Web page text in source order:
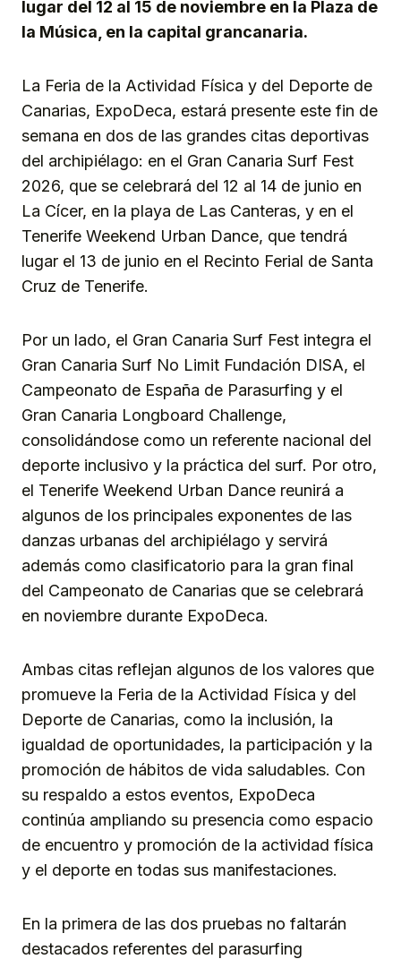
lugar del 12 al 15 de noviembre en la Plaza de
la Música, en la capital grancanaria.
La Feria de la Actividad Física y del Deporte de
Canarias, ExpoDeca, estará presente este fin de
semana en dos de las grandes citas deportivas
del archipiélago: en el Gran Canaria Surf Fest
2026, que se celebrará del 12 al 14 de junio en
La Cícer, en la playa de Las Canteras, y en el
Tenerife Weekend Urban Dance, que tendrá
lugar el 13 de junio en el Recinto Ferial de Santa
Cruz de Tenerife.
Por un lado, el Gran Canaria Surf Fest integra el
Gran Canaria Surf No Limit Fundación DISA, el
Campeonato de España de Parasurfing y el
Gran Canaria Longboard Challenge,
consolidándose como un referente nacional del
deporte inclusivo y la práctica del surf. Por otro,
el Tenerife Weekend Urban Dance reunirá a
algunos de los principales exponentes de las
danzas urbanas del archipiélago y servirá
además como clasificatorio para la gran final
del Campeonato de Canarias que se celebrará
en noviembre durante ExpoDeca.
Ambas citas reflejan algunos de los valores que
promueve la Feria de la Actividad Física y del
Deporte de Canarias, como la inclusión, la
igualdad de oportunidades, la participación y la
promoción de hábitos de vida saludables. Con
su respaldo a estos eventos, ExpoDeca
continúa ampliando su presencia como espacio
de encuentro y promoción de la actividad física
y el deporte en todas sus manifestaciones.
En la primera de las dos pruebas no faltarán
destacados referentes del parasurfing